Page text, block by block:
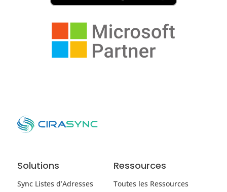
Solutions
Sync Listes d’Adresses
Ressources
Toutes les Ressources